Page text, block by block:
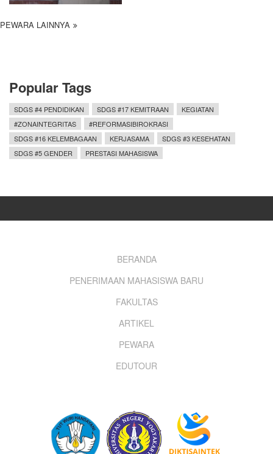
PEWARA LAINNYA
Popular Tags
SDGS #4 PENDIDIKAN SDGS #17 KEMITRAAN
KEGIATAN
#ZONAINTEGRITAS
#REFORMASIBIROKRASI
SDGS #16 KELEMBAGAAN
KERJASAMA
SDGS #3 KESEHATAN
SDGS #5 GENDER
PRESTASI MAHASISWA
BERANDA
PENERIMAAN MAHASISWA BARU
FAKULTAS
ARTIKEL
PEWARA
EDUTOUR